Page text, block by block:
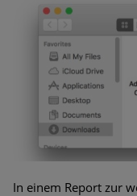
In einem Report zur